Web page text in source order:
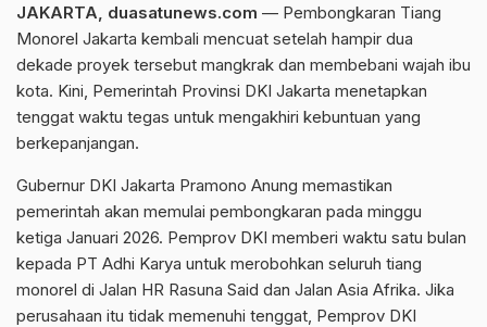
JAKARTA, duasatunews.com — Pembongkaran Tiang
Monorel Jakarta kembali mencuat setelah hampir dua
dekade proyek tersebut mangkrak dan membebani wajah ibu
kota. Kini, Pemerintah Provinsi DKI Jakarta menetapkan
tenggat waktu tegas untuk mengakhiri kebuntuan yang
berkepanjangan.
Gubernur DKI Jakarta Pramono Anung memastikan
pemerintah akan memulai pembongkaran pada minggu
ketiga Januari 2026. Pemprov DKI memberi waktu satu bulan
kepada PT Adhi Karya untuk merobohkan seluruh tiang
monorel di Jalan HR Rasuna Said dan Jalan Asia Afrika. Jika
perusahaan itu tidak memenuhi tenggat, Pemprov DKI